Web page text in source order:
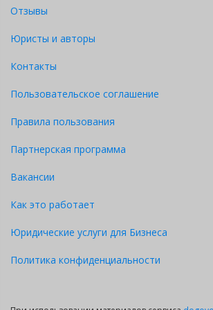
работодатель обязан выплатить
правильно рассчитать заработную
совмещение. После- по окладу,
Отзывы
Юристы и авторы
Контакты
Пользовательское соглашение
Правила пользования
Партнерская программа
Вакансии
Как это работает
Юридические услуги для Бизнеса
Политика конфиденциальности